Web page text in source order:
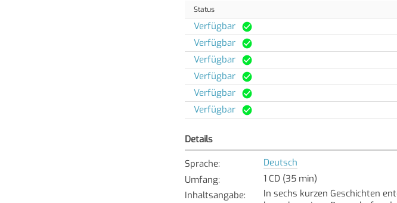
Status
Verfügbar
Verfügbar
Verfügbar
Verfügbar
Verfügbar
Verfügbar
Details
Sprache:
Deutsch
Umfang:
1 CD (35 min)
Inhaltsangabe:
In sechs kurzen Geschichten